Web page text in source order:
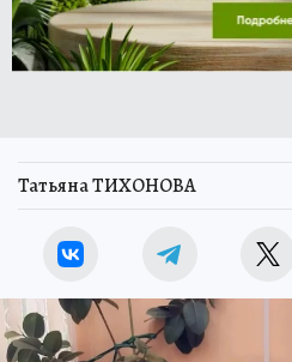
Татьяна ТИХОНОВА